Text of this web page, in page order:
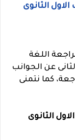
الثانوى
اللغة
عن الجوانب
كما نتمنى
الثانوى